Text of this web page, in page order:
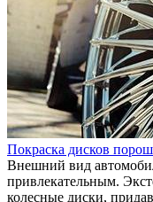
Покраска дисков
Внешний вид
привлекательным.
колесные диски,